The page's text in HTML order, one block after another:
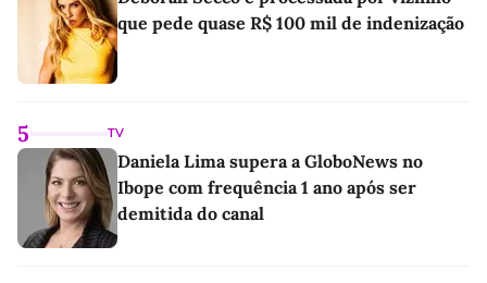
que pede quase R$ 100 mil de indenização
5 TV
Daniela Lima supera a GloboNews no
Ibope com frequência 1 ano após ser
demitida do canal